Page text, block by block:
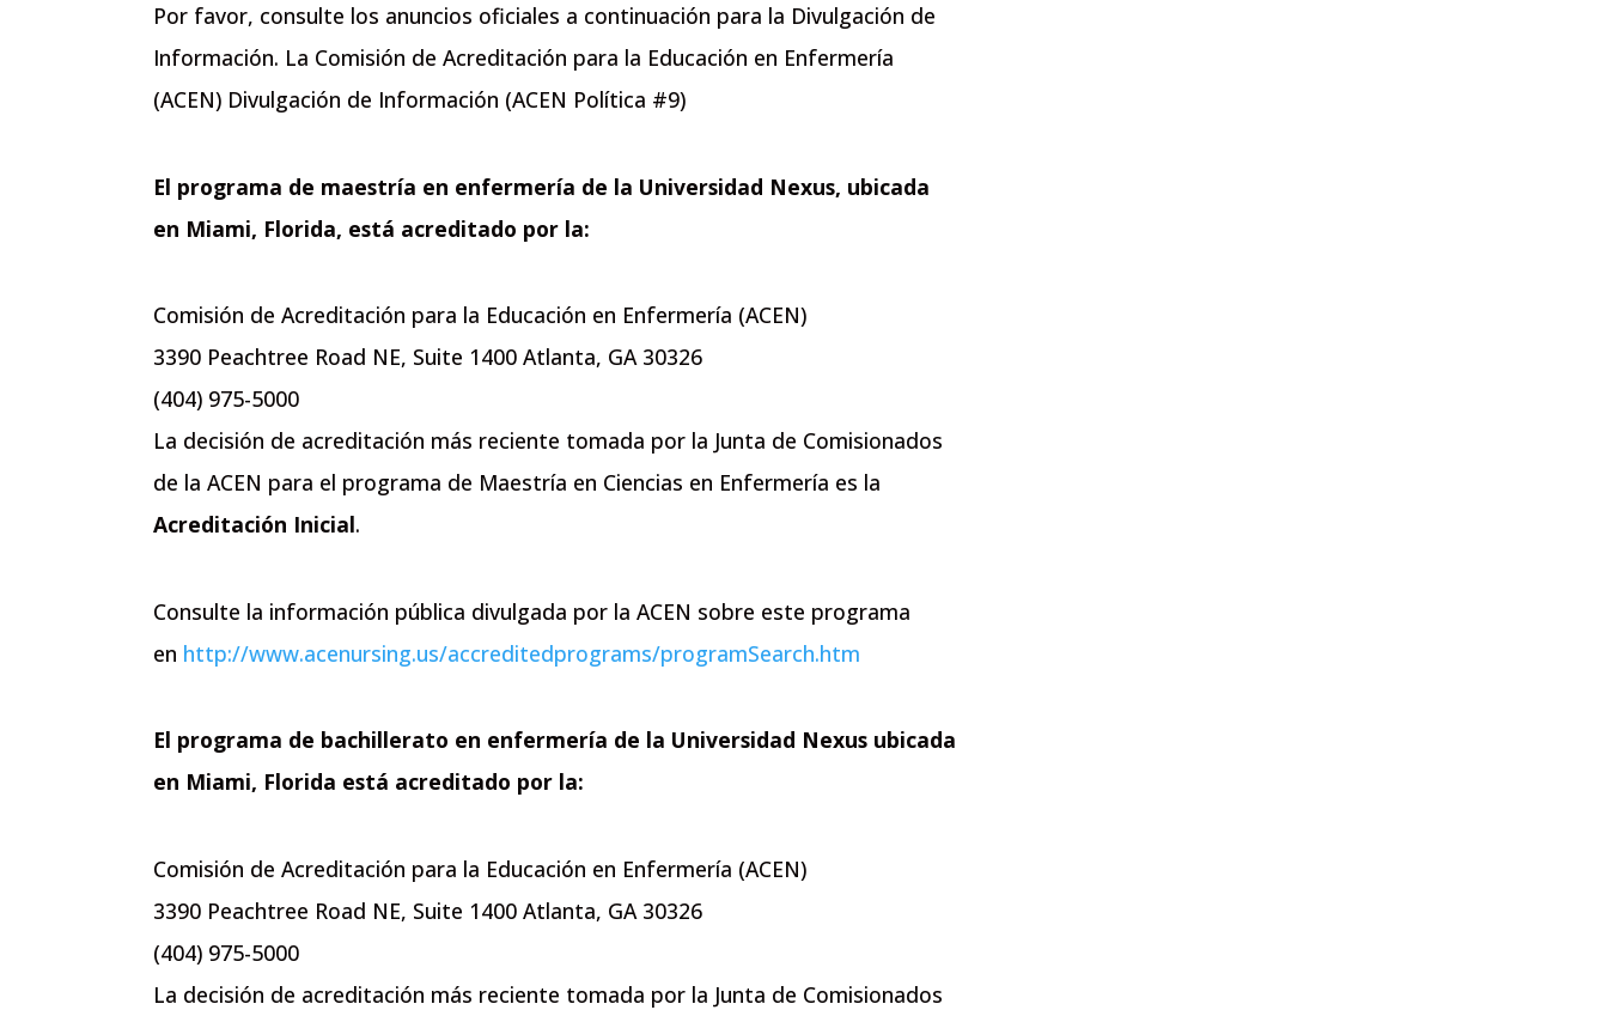
Por favor, consulte los anuncios oficiales a continuación para la Divulgación de
Información. La Comisión de Acreditación para la Educación en Enfermería
(ACEN) Divulgación de Información (ACEN Política #9)
El programa de maestría en enfermería de la Universidad Nexus, ubicada
en Miami, Florida, está acreditado por la:
Comisión de Acreditación para la Educación en Enfermería (ACEN)
3390 Peachtree Road NE, Suite 1400 Atlanta, GA 30326
(404) 975-5000
La decisión de acreditación más reciente tomada por la Junta de Comisionados
de la ACEN para el programa de Maestría en Ciencias en Enfermería es la
Acreditación Inicial.
Consulte la información pública divulgada por la ACEN sobre este programa
en http://www.acenursing.us/accreditedprograms/programSearch.htm
El programa de bachillerato en enfermería de la Universidad Nexus ubicada
en Miami, Florida está acreditado por la:
Comisión de Acreditación para la Educación en Enfermería (ACEN)
3390 Peachtree Road NE, Suite 1400 Atlanta, GA 30326
(404) 975-5000
La decisión de acreditación más reciente tomada por la Junta de Comisionados